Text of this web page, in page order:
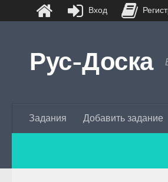
Перейти к содержимому
Рус-Доска
Задания Добавить задание
Вход